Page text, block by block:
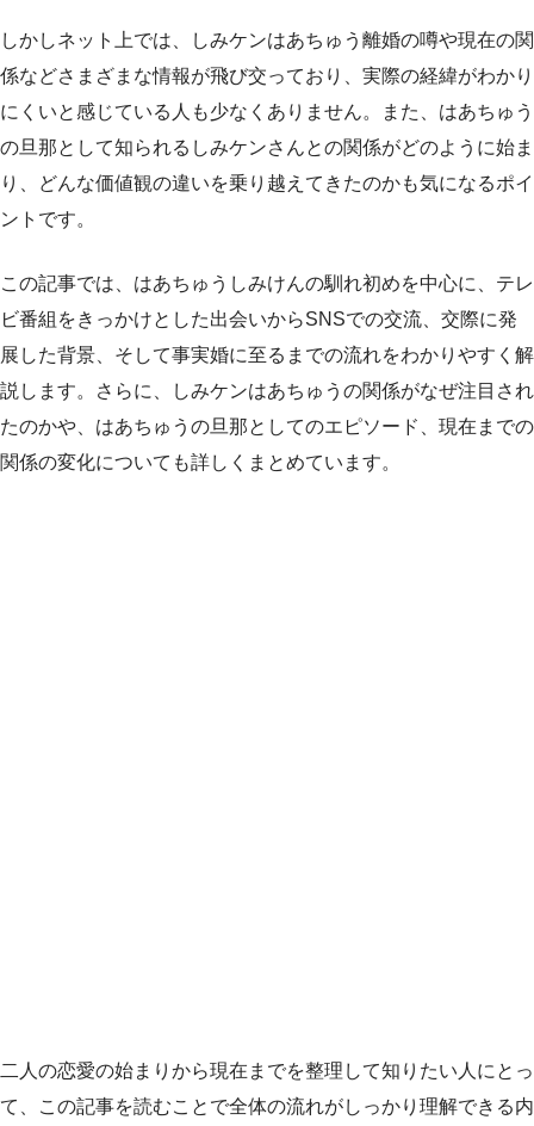
しかしネット上では、しみケンはあちゅう離婚の噂や現在の関
係などさまざまな情報が飛び交っており、実際の経緯がわかり
にくいと感じている人も少なくありません。また、はあちゅう
の旦那として知られるしみケンさんとの関係がどのように始ま
り、どんな価値観の違いを乗り越えてきたのかも気になるポイ
ントです。
この記事では、はあちゅうしみけんの馴れ初めを中心に、テレ
ビ番組をきっかけとした出会いからSNSでの交流、交際に発
展した背景、そして事実婚に至るまでの流れをわかりやすく解
説します。さらに、しみケンはあちゅうの関係がなぜ注目され
たのかや、はあちゅうの旦那としてのエピソード、現在までの
関係の変化についても詳しくまとめています。
二人の恋愛の始まりから現在までを整理して知りたい人にとっ
て、この記事を読むことで全体の流れがしっかり理解できる内